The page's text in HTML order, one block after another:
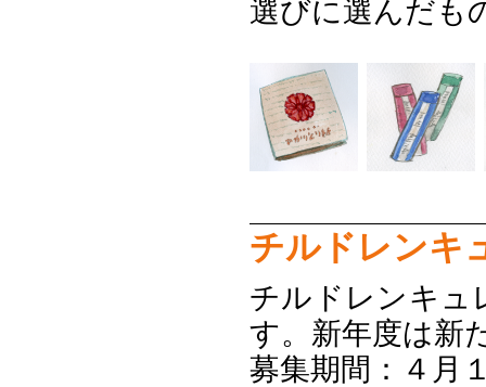
選びに選んだも
チルドレンキ
チルドレンキュ
す。新年度は新
募集期間：４月